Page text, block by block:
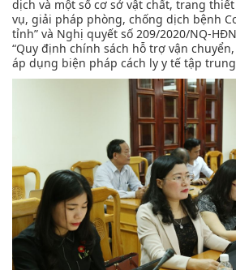
dịch và một số cơ sở vật chất, trang
vụ, giải pháp phòng, chống dịch bệnh
tỉnh” và Nghị quyết số 209/2020/NQ-
“Quy định chính sách hỗ trợ vận
áp dụng biện pháp cách ly y tế tập